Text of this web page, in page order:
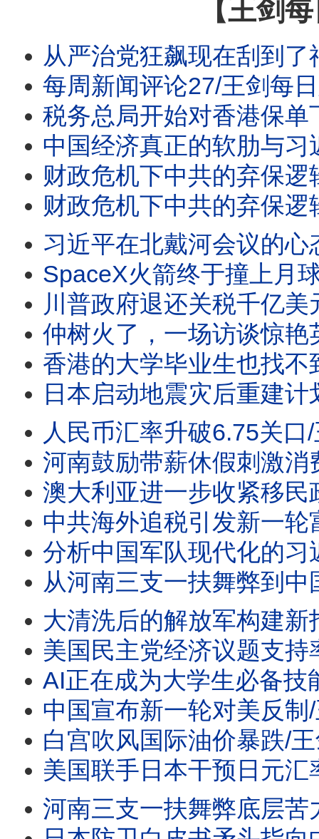
【王剑
从严治党狂飙现在刮到了福建/沙特土耳其巴铁
每周新闻评论27/王剑每
税务总局开始对香港保
中国经济真正的软肋与习近
财政危机下中共的弃保
财政危机下中共的弃保逻辑/曼谷枪击案7死
习近平在北戴河会议的心
SpaceX火箭终于撞上月球/王剑每日观
川普政府退还关税千亿美元/王剑
仲树火了，一场访谈惊艳英语世界/王
香港的大学毕业生也找不到工作了/王
日本启动地震灾后重建计划/王剑
人民币汇率升破6.75关口/王剑每
河南鼓励带薪休假刺激消费/王剑
澳大利亚进一步收紧移民政策/王剑
中共海外追税引发新一轮富豪移民潮/日经亚洲：北戴河
分析中国军队现代化的习近
从河南三支一扶舞弊到中
大清洗后的解放军构建新指挥系统/航空公司抵制ICE登机口抓
美国民主党经济议题支持率首超共和党/
AI正在成为大学生必备技能/王剑
中国宣布新一轮对美反制/王剑每日观
白宫吹风国际油价暴跌/王剑每日观
美国联手日本干预日元汇率的用意/王剑每
河南三支一扶舞弊底层苦力岗都要抢/